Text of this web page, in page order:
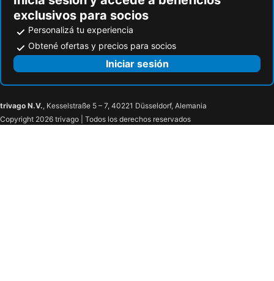
exclusivos para socios
Personalizá tu experiencia
Obtené ofertas y precios para socios
Iniciar sesión
trivago N.V., Kesselstraße 5 – 7, 40221 Düsseldorf, Alemania
Copyright 2026 trivago | Todos los derechos reservados